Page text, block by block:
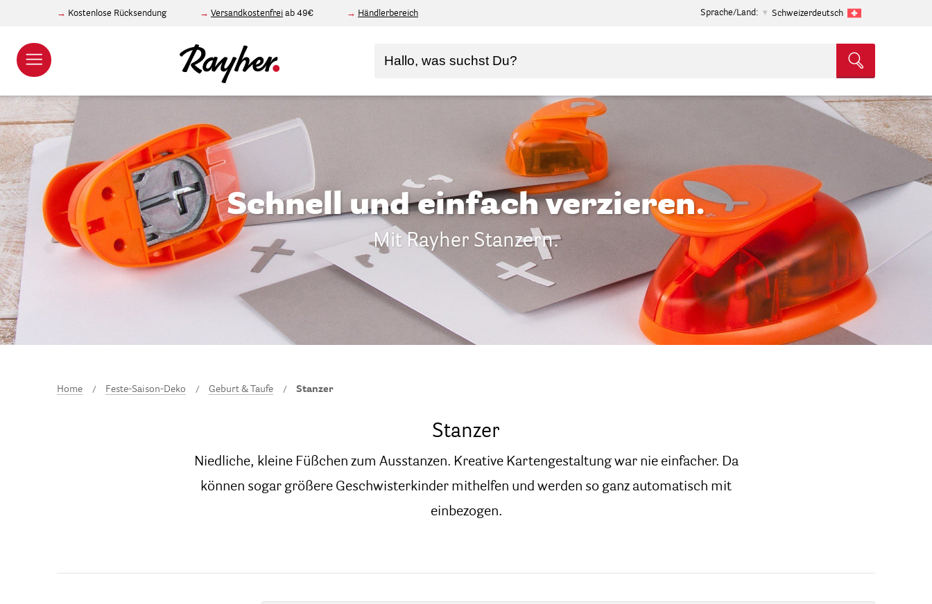
Kostenlose Rücksendung Versandkostenfrei ab 49€ Händlerbereich Sprache/Land: Schweizerdeutsch
Schnell und einfach verzieren.
Mit Rayher Stanzern.
Home Feste-Saison-Deko Geburt & Taufe Stanzer
Stanzer
Niedliche, kleine Füßchen zum Ausstanzen. Kreative Kartengestaltung war nie einfacher. Da
können sogar größere Geschwisterkinder mithelfen und werden so ganz automatisch mit
einbezogen.